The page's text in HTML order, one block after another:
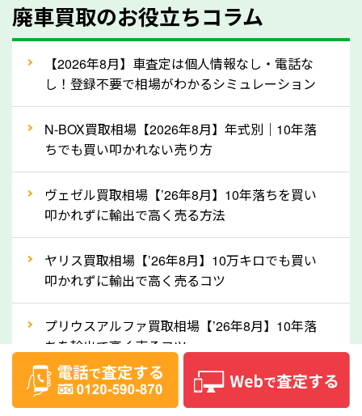
人気の車種は廃車の状態でも、高価買取が可能です。
産車は高く買取が可能です。「廃車＝買取できない」
ラ」なら廃車の車も適正価格で買取できます。他社で
買取拒否となった車も価格がつく可能性があるので、
諦めずに神奈川県の「ソコカラ」にご相談ください。
古い車でも高価買取が可能なケースは珍しくないた
め、まずはWebで簡単にできる無料査定をお試しく
に「買取実績」で確認できます。
⑤車内の簡単な清掃で買取価格アップも！
しばらく乗っていない車は、車内のシートや座席の下
が汚れていることも多いです。シミや汚れが付着して
いると、買取査定時に影響する可能性も考えられま
す。車内の汚れは簡単な清掃だけで取り除けることも
廃車買取のお役立ちコラム
【2026年8月】車査定は個人情報なし・電話な
し！登録不要で相場がわかるシミュレーション
N-BOX買取相場【2026年8月】年式別｜10年落
ちでも買い叩かれない売り方
ヴェゼル買取相場【’26年8月】10年落ちを買い
叩かれずに輸出で高く売る方法
ヤリス買取相場【’26年8月】10万キロでも買い
叩かれずに輸出で高く売るコツ
プリウスアルファ買取相場【’26年8月】10年落
ちを輸出で高く売るコツ
フォレスター買取相場【’26年8月】10年落ちを
「輸出」で高く売るコツ